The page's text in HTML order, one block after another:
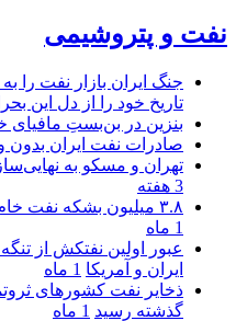
نفت و پتروشیمی
جنگ ایران بازار نفت را
تاریخ خود را از دل این
بنزین در بن‌بستِ مافیای
صادرات نفت ایران بدون
تهران و مسکو به
3 هفته
۳.۸ میلیون بشکه نفت خام ایران از محاصره آمریکا عبور کرد
1 ماه
عبور اولین نفتکش از
ایران و آمریکا 1 ماه
گذشته رسید 1 ماه